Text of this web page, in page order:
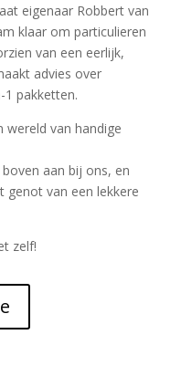
eigenaar Robbert van
klaar om particulieren
van een eerlijk,
advies over
1 pakketten.
wereld van handige
aan bij ons, en
van een lekkere
zelf!